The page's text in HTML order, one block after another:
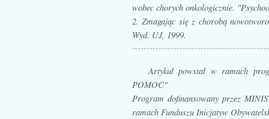
wobec chorych onkologicznie.
2. Zmagając się z chorobą
Wyd. UJ, 1999.
Artykuł powstał w ramach
POMOC"
Program dofinansowany przez
ramach Funduszu Inicjatyw